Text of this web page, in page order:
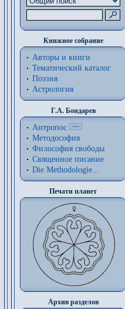
Книжное собрание
Авторы и книги
Тематический каталог
Поэзия
Астрология
Г.А. Бондарев
Антропос
Методософия
Философия cвободы
Священное писание
Die Methodologie...
Печати планет
Архив разделов